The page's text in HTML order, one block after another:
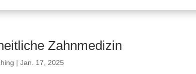
Zahnmedizin
|Jan. 17, 2025